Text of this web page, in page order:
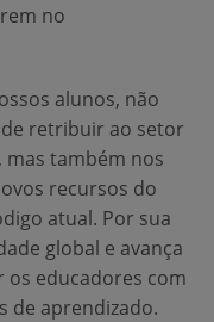
no
alunos, não
retribuir ao setor
também nos
recursos do
atual. Por sua
global e avança
educadores com
de aprendizado.